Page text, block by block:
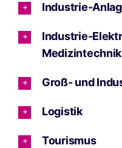
Industrie-
Industrie-
Medizintechnik
Groß- und
Logistik
Tourismus